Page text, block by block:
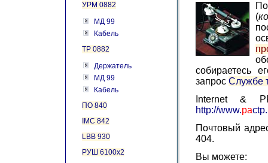
УРМ 0882
МД 99
Кабель
ТР 0882
Держатель
МД 99
Кабель
ПО 840
IMC 842
LBB 930
РУШ 6100х2
(
собираетесь
запрос Службе
Internet &
http://www.pa
Почтовый
404.
Вы можете: